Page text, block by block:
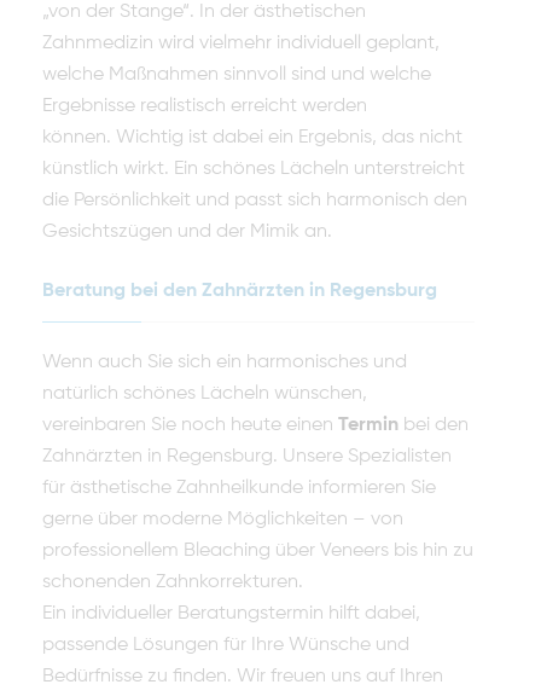
„von der Stange“. In der ästhetischen
Zahnmedizin wird vielmehr individuell geplant,
welche Maßnahmen sinnvoll sind und welche
Ergebnisse realistisch erreicht werden
können. Wichtig ist dabei ein Ergebnis, das nicht
künstlich wirkt. Ein schönes Lächeln unterstreicht
die Persönlichkeit und passt sich harmonisch den
Gesichtszügen und der Mimik an.
Beratung bei den Zahnärzten in Regensburg
Wenn auch Sie sich ein harmonisches und
natürlich schönes Lächeln wünschen,
vereinbaren Sie noch heute einen Termin bei den
Zahnärzten in Regensburg. Unsere Spezialisten
für ästhetische Zahnheilkunde informieren Sie
gerne über moderne Möglichkeiten – von
professionellem Bleaching über Veneers bis hin zu
schonenden Zahnkorrekturen.
Ein individueller Beratungstermin hilft dabei,
passende Lösungen für Ihre Wünsche und
Bedürfnisse zu finden. Wir freuen uns auf Ihren